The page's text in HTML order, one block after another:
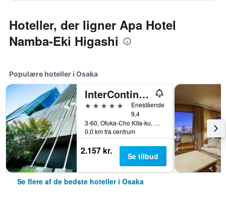
Hoteller, der ligner Apa Hotel
Namba-Eki Higashi
Populære hoteller i Osaka
InterContinental Osaka by IHG
5 stjerner
Enestående
9,4
3-60, Ofuka-Cho Kita-ku, Osaka, Japan
0,0 km fra centrum
2.157 kr. Se tilbud
Se flere af de bedste hoteller i Osaka